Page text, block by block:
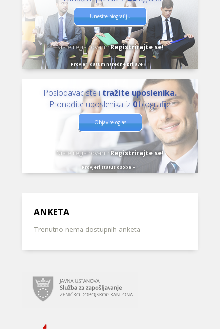
Unesite biografiju
Niste registrovani?Registrirajte se!
Provjeri datum naredne prijave »
Poslodavac ste i tražite uposlenika.
Pronađite uposlenika iz 0biografije
Objavite oglas
Niste registrovani?Registrirajte se!
Provjeri status osobe »
ANKETA
Trenutno nema dostupnih anketa